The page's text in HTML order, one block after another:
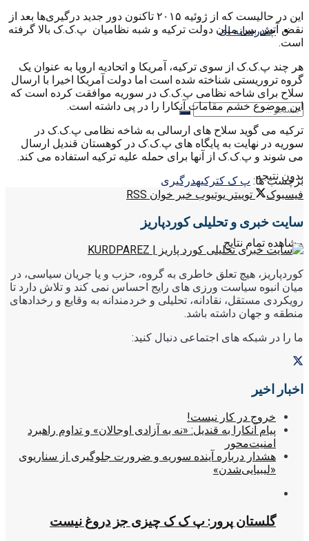
چندرسانه ای
بدون نتیجه
مشاهده تمام نتایج
این در حالیست که از ژوئیه ۲۰۱۵ تاکنون دور جدید درگیری‌ها بعد از
نقض آتش بس میان دولت ترکیه و شبه نظامیان پ.ک.ک بالا گرفته
است.
هر چند پ.ک.ک از سوی ترکیه، آمریکا و اتحادیه اروپا به عنوان یک
گروه تروریستی شناخته شده است اما دولت آمریکا اخیرا با ارسال
سلاح برای شاخه نظامی پ.ک.ک در سوریه موافقت کرده است که
این موضوع خشم مقامات آنکارا را در پی داشته است.
ترکیه می گوید سلاح های ارسالی به شاخه نظامی پ.ک.ک در
سوریه در نهایت به پایگاه های پ.ک.ک در کوهستان قندیل ارسال
می شوند و پ.ک.ک از آنها برای حمله علیه ترکیه استفاده می کند.
برچسب ها: پ ک کترکیهدرگیری
فیسبوک
توییتر یوتیوب خبر خوان RSS
سایت خبری و تحلیلی کوردپاریز
کوردپاریز، هیچ تعلق خاطری به گروه، حزب و یا جریان سیاسی، در
میان انبوه سیاست ورزی های رایج احساس نمی کند و تلاش دارد تا
رویکردی مستقل، نقادانه، تحلیلی و خردمندانه به وقایع و رخدادهای
منطقه و جهان داشته باشد.
ما را در شبکه های اجتماعی دنبال کنید:
اخبار اخیر
خروج در کار نیست!
پیام آنکارا به قندیل: «نه به آزادی اوجالان» و تداوم راهبرد
امنیت‌محور
هشدار درباره آینده سوریه و ضرورت جلوگیری از سناریوی
«لیبیایی‌شدن»
گلستان پرور: پ ک ک چیزی جز دروغ نیست